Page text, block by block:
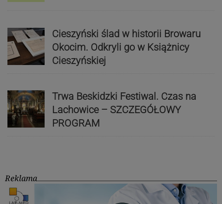
Cieszyński ślad w historii Browaru
Okocim. Odkryli go w Książnicy
Cieszyńskiej
Trwa Beskidzki Festiwal. Czas na
Lachowice – SZCZEGÓŁOWY
PROGRAM
Reklama